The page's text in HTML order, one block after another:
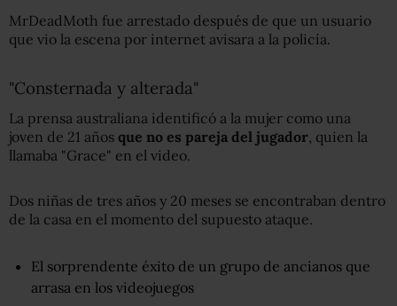
MrDeadMoth fue arrestado después de que un usuario
que vio la escena por internet avisara a la policía.
"Consternada y alterada"
La prensa australiana identificó a la mujer como una
joven de 21 años que no es pareja del jugador, quien la
llamaba "Grace" en el video.
Dos niñas de tres años y 20 meses se encontraban dentro
de la casa en el momento del supuesto ataque.
El sorprendente éxito de un grupo de ancianos que
arrasa en los videojuegos